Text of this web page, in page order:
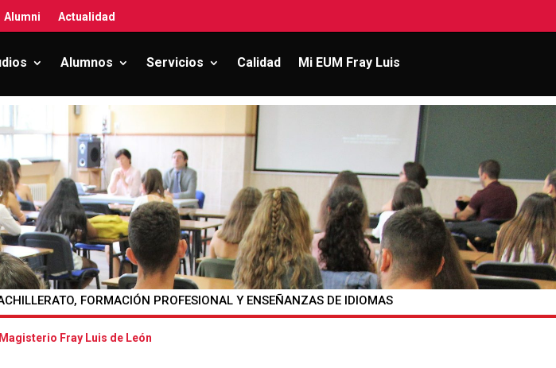
Alumni Actualidad
Alumnos Servicios Calidad Mi EUM Fray Luis
FORMACIÓN PROFESIONAL Y ENSEÑANZAS DE IDIOMAS
Fray Luis de León